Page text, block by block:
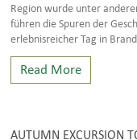
Region wurde unter
führen die Spuren der
erlebnisreicher Tag in
Read More
AUTUMN EXCURSION